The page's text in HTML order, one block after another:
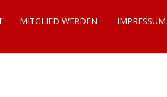
MITGLIED WERDEN IMPRESSUM